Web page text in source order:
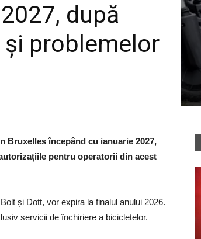
după
problemelor
Bruxelles începând cu ianuarie 2027,
pentru operatorii din acest
și Dott, vor expira la finalul anului 2026.
servicii de închiriere a bicicletelor.